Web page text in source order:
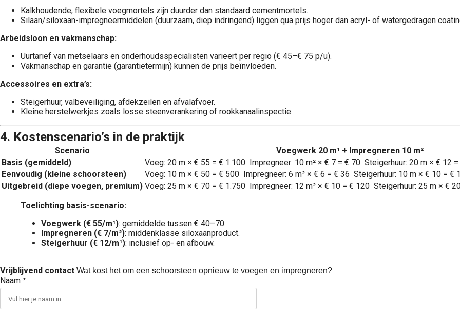
Kalkhoudende, flexibele voegmortels zijn duurder dan standaard cementmortels.
Silaan/siloxaan-impregneermiddelen (duurzaam, diep indringend) liggen qua prijs hoger dan acryl- of watergedragen
Arbeidsloon en vakmanschap:
Uurtarief van metselaars en onderhoudsspecialisten varieert per regio (€ 45–€ 75 p/u).
Vakmanschap en garantie (garantietermijn) kunnen de prijs beïnvloeden.
Accessoires en extra’s:
Steigerhuur, valbeveiliging, afdekzeilen en afvalafvoer.
Kleine herstelwerkjes zoals losse steenverankering of rookkanaalinspectie.
4. Kostenscenario’s in de praktijk
Scenario
Voegwerk 20 m¹ + Impregneren 10 m²
Basis (gemiddeld)
Voeg: 20 m × € 55 = € 1.100 Impregneer: 10 m² × € 7 = € 70 Steigerhuur: 20 m × € 12
Eenvoudig (kleine schoorsteen)
Voeg: 10 m × € 50 = € 500 Impregneer: 6 m² × € 6 = € 36 Steigerhuur: 10 m × € 10 =
Uitgebreid (diepe voegen, premium) Voeg: 25 m × € 70 = € 1.750 Impregneer: 12 m² × € 10 = € 120 Steigerhuur: 25 m × €
Toelichting basis-scenario:
Voegwerk (€ 55/m¹): gemiddelde tussen € 40–70.
Impregneren (€ 7/m²): middenklasse siloxaanproduct.
Steigerhuur (€ 12/m¹): inclusief op- en afbouw.
Vrijblijvend contact Wat kost het om een schoorsteen opnieuw te voegen en impregneren?
Naam *